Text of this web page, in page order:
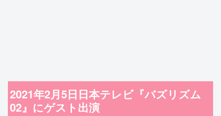
2021年2月5日日本テレビ『バズリズム
02』にゲスト出演